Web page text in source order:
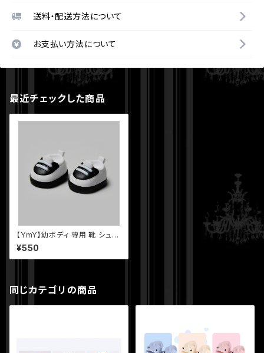
送料・配送方法について
お支払い方法について
最近チェックした商品
【YmY】幼ボディ 専用 靴 シュー
ズ YmYドール
¥550
同じカテゴリの商品